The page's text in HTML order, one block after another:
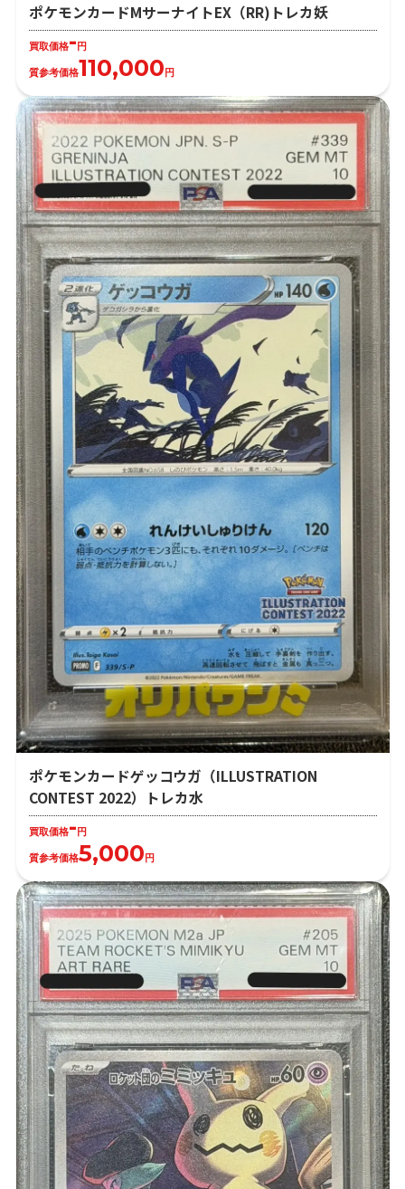
ポケモンカードMサーナイトEX（RR)トレカ妖
買取価格-円
質参考価格110,000円
ポケモンカードゲッコウガ（ILLUSTRATION
CONTEST 2022）トレカ水
買取価格-円
質参考価格5,000円